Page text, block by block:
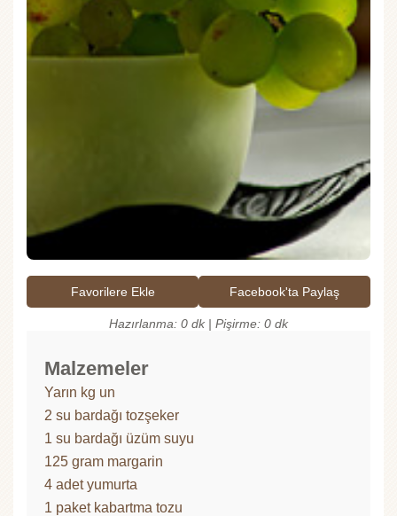
Favorilere Ekle Facebook'ta Paylaş
Hazırlanma: 0 dk | Pişirme: 0 dk
Malzemeler
Yarın kg un
2 su bardağı tozşeker
1 su bardağı üzüm suyu
125 gram margarin
4 adet yumurta
1 paket kabartma tozu